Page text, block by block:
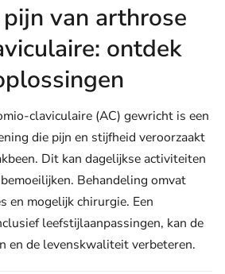
van arthrose
ontdek
claviculaire (AC) gewricht is een
die pijn en stijfheid veroorzaakt
Dit kan dagelijkse activiteiten
Behandeling omvat
en mogelijk chirurgie. Een
leefstijlaanpassingen, kan de
en de levenskwaliteit verbeteren.